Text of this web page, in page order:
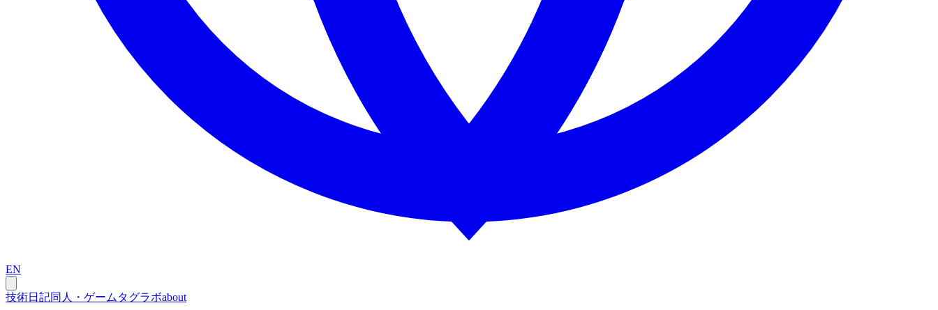
EN
技術日記同人・ゲーム タグラボabout